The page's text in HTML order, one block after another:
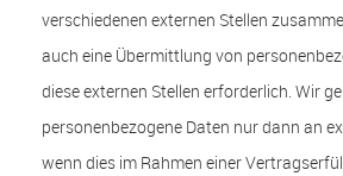
verschiedenen externen Stellen
auch eine Übermittlung von
diese externen Stellen erforderlich. Wir
personenbezogene Daten nur dann an
wenn dies im Rahmen einer